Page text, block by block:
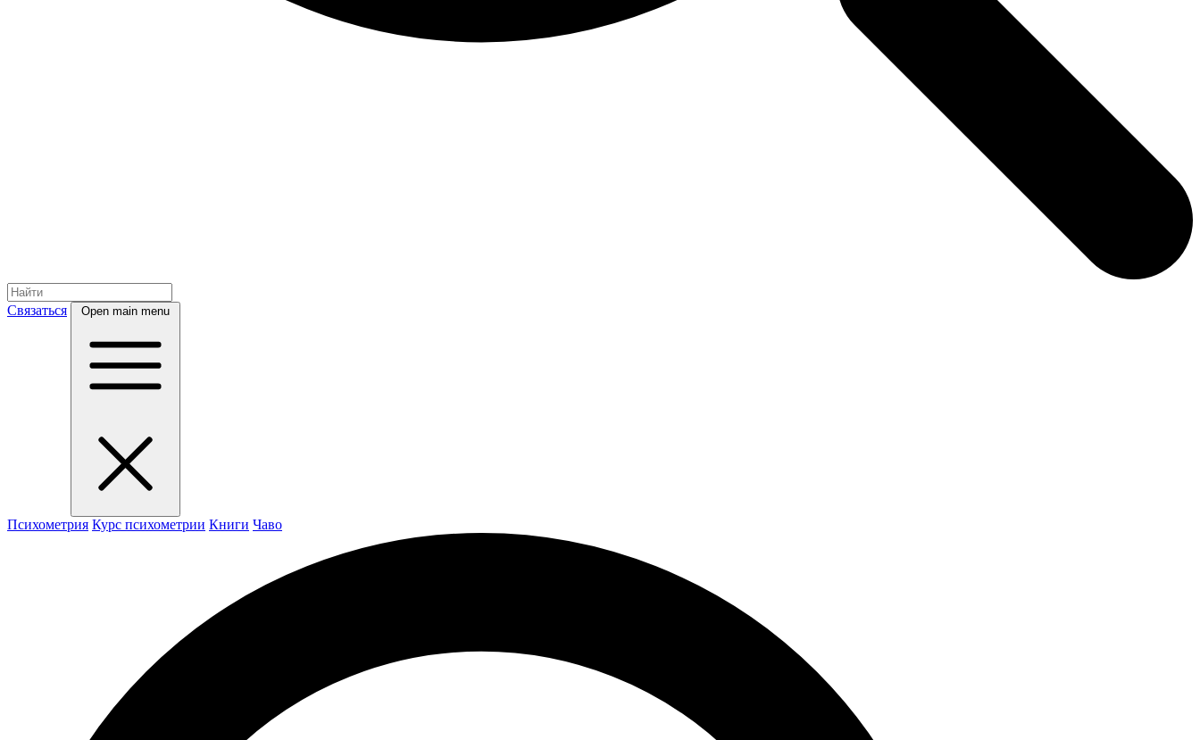
Связаться Open main menu
Психометрия Курс психометрии Книги Чаво